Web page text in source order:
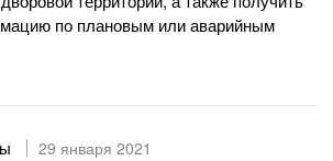
по плановым или аварийным
29 января 2021